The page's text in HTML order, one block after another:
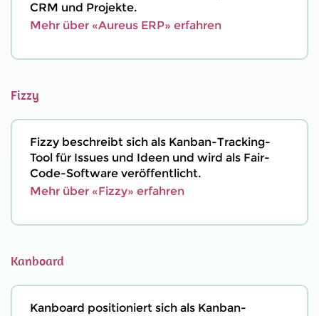
CRM und Projekte.
Mehr über «Aureus ERP» erfahren
Fizzy
Fizzy beschreibt sich als Kanban-Tracking-
Tool für Issues und Ideen und wird als Fair-
Code-Software veröffentlicht.
Mehr über «Fizzy» erfahren
Kanboard
Kanboard positioniert sich als Kanban-